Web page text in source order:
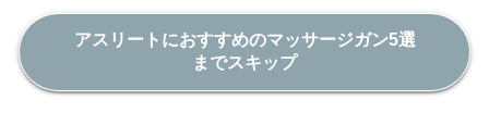
アスリートにおすすめのマッサージガン5選
までスキップ